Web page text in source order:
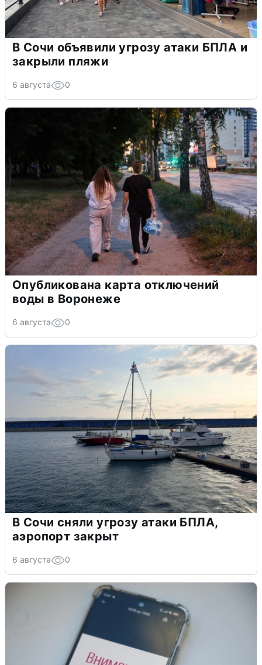
В Сочи объявили угрозу атаки БПЛА и
закрыли пляжи
6 августа 0
Опубликована карта отключений
воды в Воронеже
6 августа 0
В Сочи сняли угрозу атаки БПЛА,
аэропорт закрыт
6 августа 0